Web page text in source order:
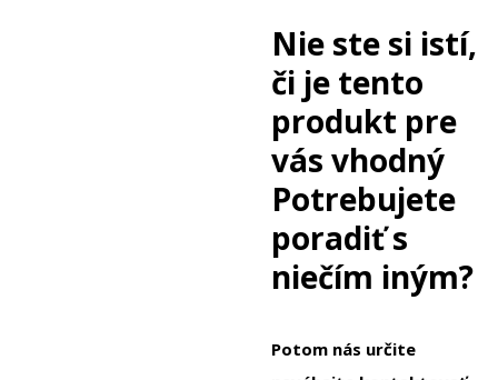
Nie ste si istí,
či je tento
produkt pre
vás vhodný
Potrebujete
poradiť s
niečím iným?
Potom nás určite